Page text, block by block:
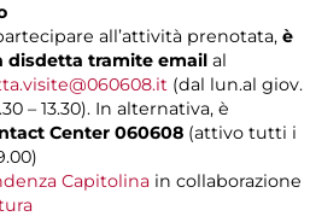
all’attività prenotata, è
disdetta tramite email al
(dal lun.al giov.
– 13.30). In alternativa, è
Center 060608 (attivo tutti i
Capitolina in collaborazione